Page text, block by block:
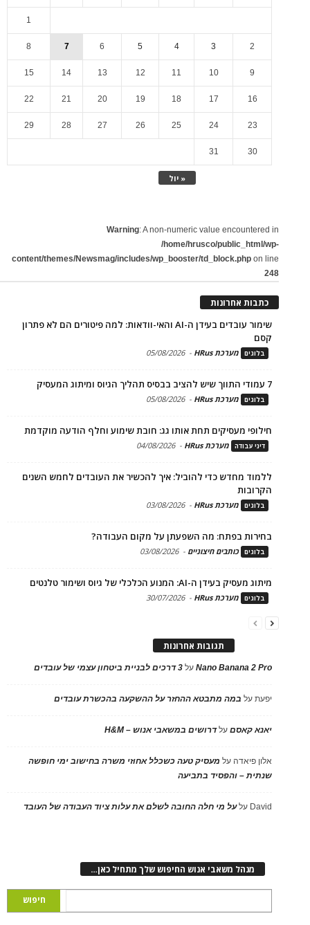
« יול
1
2
3
4
5
6
7
8
9
10
11
12
13
14
15
16
17
18
19
20
21
22
23
24
25
26
27
28
29
30
31
Warning: A non-numeric value encountered in
/home/hrusco/public_html/wp-
content/themes/Newsmag/includes/wp_booster/td_block.php on line
248
כתבות אחרונות
שימור עובדים בעידן ה-AI והאי-וודאות: למה פיטורים הם לא פתרון
קסם
בלוגים מערכת HRus -
05/08/2026
7 עמודי התווך שיש להציב בבסיס תהליך הגיוס ומיתוג המעסיק
בלוגים מערכת HRus -
05/08/2026
חילופי מעסיקים תחת אותו גג: חובת שימוע וחלף הודעה מוקדמת
דיני עבודה מערכת HRus -
04/08/2026
ללמוד מחדש כדי להוביל: איך להכשיר את העובדים לחמש השנים
הקרובות
בלוגים מערכת HRus -
03/08/2026
בחירות בפתח: מה השפעתן על מקום העבודה?
בלוגים כותבים חיצוניים -
03/08/2026
מיתוג מעסיק בעידן ה-AI: המנוע הכלכלי של גיוס ושימור טלנטים
בלוגים מערכת HRus -
30/07/2026
תגובות אחרונות
Nano Banana 2 Proעל 3 דרכים לבניית ביטחון עצמי של עובדים
יפעתעל במה מתבטא ההחזר על ההשקעה בהכשרת עובדים
יאנא קאסםעלדרושים במשאבי אנוש – H&M
אלון פיאדה על מעסיק טעה כשכלל אחוזי משרה בחישוב ימי חופשה
שנתית – והפסיד בתביעה
David עלעל מי חלה החובה לשלם את עלות ציוד העבודה של העובד
מנהל משאבי אנוש החיפוש שלך מתחיל כאן…